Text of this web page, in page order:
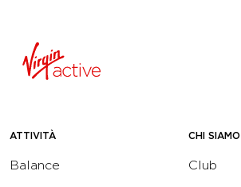
ATTIVITÀ
Balance
CHI SIAMO
Club